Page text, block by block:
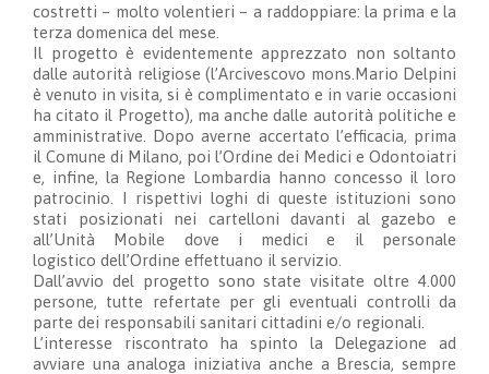
costretti – molto volentieri – a raddoppiare: la prima e la
terza domenica del mese
Il progetto è evidentemente apprezzato non soltanto
dalle autorità religiose (l’Arcivescovo mons Mario Delpini
è venuto in visita,si è complimentato e in varie occasioni
ha citato il Progetto), ma anche dalle autorità politiche e
amministrative. Dopo averne accertato l’efficacia, prima
il Comune di Milano, poi l’Ordine dei Medici e Odontoiatri
e, infine, la Regione Lombardia hanno concesso il loro
patrocinio. I rispettivi loghi di queste istituzionisono
stati posizionati nei cartelloni davanti al gazebo e
all’Unità Mobile dove i medici e il personale
logistico dell’Ordine effettuano il servizio.
Dall’avvio del progetto sono state visitate oltre 4.000
persone, tutte refertate per gli eventuali controlli da
parte dei responsabili sanitari cittadini e/o regionali.
L’interesse riscontrato ha spinto la Delegazione ad
avviare una analoga iniziativa anche a Brescia, sempre